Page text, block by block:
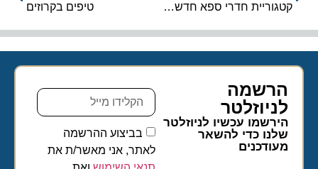
קטגוריית חדרי ספא חדשה ברויאל קריביאן טיפים בקרוזים
הרשמה
לניוזלטר​
הירשמו עכשיו לניוזלטר
שלנו כדי להשאר
מעודכנים
בביצוע ההרשמה
לאתר, אני מאשר/ת את